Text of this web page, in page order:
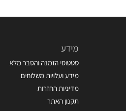
מידע
סטטוסי הזמנה והסבר מלא
מידע ועלויות משלוחים
מדיניות החזרות
תקנון האתר